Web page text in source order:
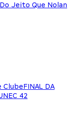
Jeito Que Nolan
ClubeFINAL DA
42